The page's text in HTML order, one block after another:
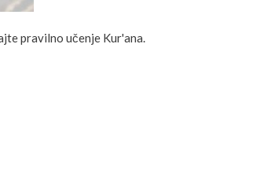
pravilno učenje Kur'ana.